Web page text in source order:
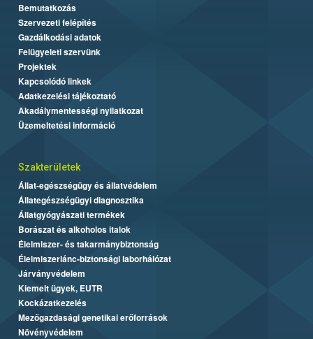
Bemutatkozás
Szervezeti felépítés
Gazdálkodási adatok
Felügyeleti szervünk
Projektek
Kapcsolódó linkek
Adatkezelési tájékoztató
Akadálymentességi nyilatkozat
Üzemeltetési információ
Szakterületek
Állat-egészségügy és állatvédelem
Állategészségügyi diagnosztika
Állatgyógyászati termékek
Borászat és alkoholos italok
Élelmiszer- és takarmánybiztonság
Élelmiszerlánc-biztonsági laborhálózat
Járványvédelem
Kiemelt ügyek, EUTR
Kockázatkezelés
Mezőgazdasági genetikai erőforrások
Növényvédelem